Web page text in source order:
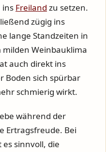
ins Freiland zu setzen.
zügig ins
lange Standzeiten in
milden Weinbauklima
auch direkt ins
Boden sich spürbar
schmierig wirkt.
während der
Ertragsfreude. Bei
sinnvoll, die